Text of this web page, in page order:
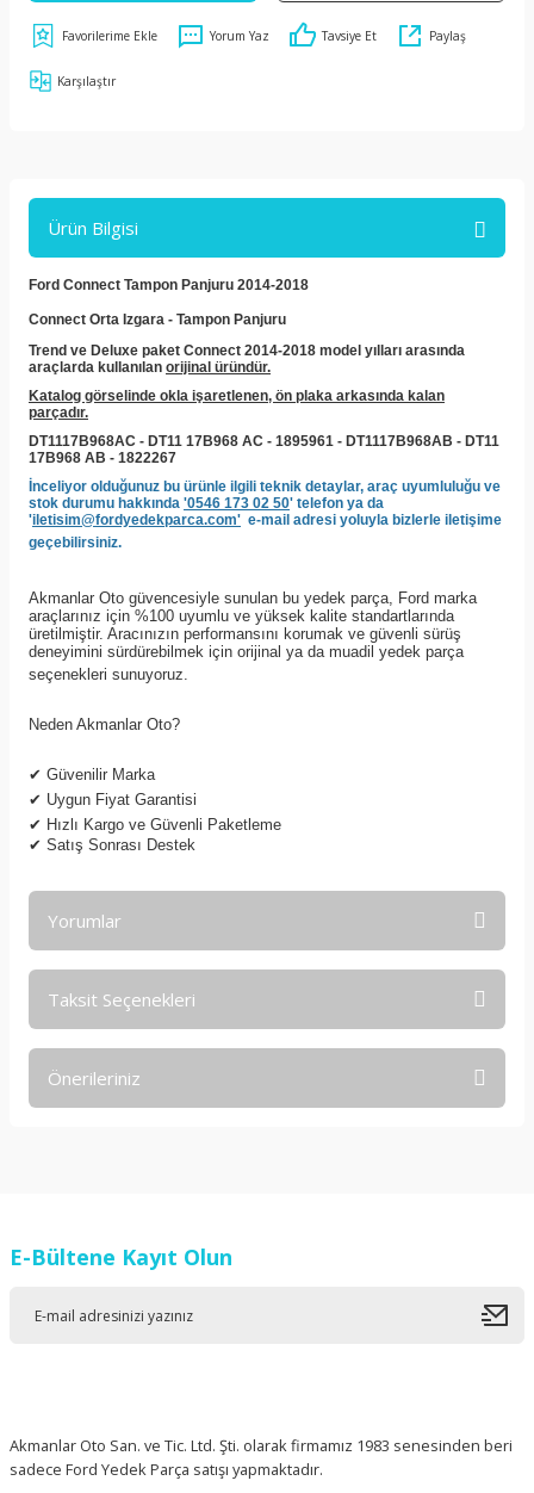
Yorum Yaz Tavsiye Et Paylaş
Karşılaştır
Ürün Bilgisi
Ford Connect Tampon Panjuru 2014-2018
Connect Orta Izgara - Tampon Panjuru
Trend ve Deluxe paket Connect 2014-2018 model yılları arasında
araçlarda kullanılan orijinal üründür.
Katalog görselinde okla işaretlenen, ön plaka arkasında kalan
parçadır.
DT1117B968AC - DT11 17B968 AC - 1895961 - DT1117B968AB - DT11
17B968 AB - 1822267
İnceliyor olduğunuz bu ürünle ilgili teknik detaylar, araç uyumluluğu ve
stok durumu hakkında '0546 173 02 50' telefon ya da
'iletisim@fordyedekparca.com' e-mail adresi yoluyla bizlerle iletişime
geçebilirsiniz.
Akmanlar Oto güvencesiyle sunulan bu yedek parça, Ford marka
araçlarınız için %100 uyumlu ve yüksek kalite standartlarında
üretilmiştir. Aracınızın performansını korumak ve güvenli sürüş
deneyimini sürdürebilmek için orijinal ya da muadil yedek parça
seçenekleri sunuyoruz.
Neden Akmanlar Oto?
✔ Güvenilir Marka
✔ Uygun Fiyat Garantisi
✔ Hızlı Kargo ve Güvenli Paketleme
✔ Satış Sonrası Destek
Yorumlar
Taksit Seçenekleri
Önerileriniz
Ürün resmi kalitesiz, bozuk veya görüntülenemiyor.
E-Bültene Kayıt Olun
Akmanlar Oto San. ve Tic. Ltd. Şti. olarak firmamız 1983 senesinden beri
sadece Ford Yedek Parça satışı yapmaktadır.